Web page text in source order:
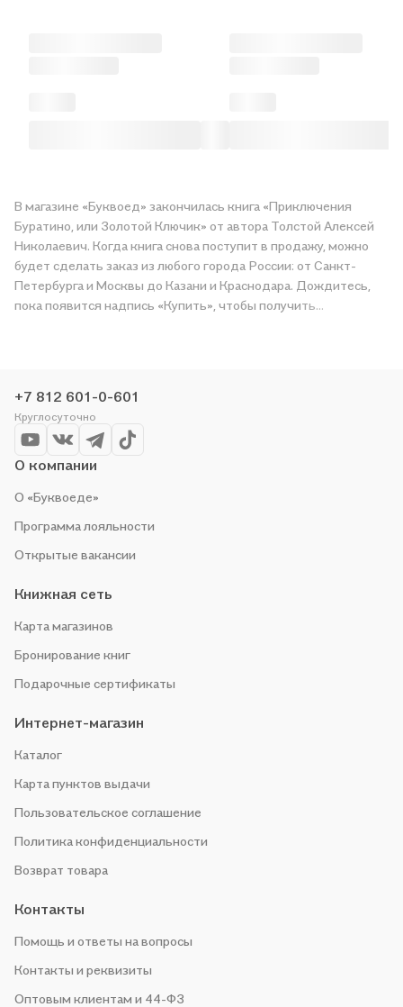
В магазине «Буквоед» закончилась книга «Приключения
Буратино, или Золотой Ключик» от автора Толстой Алексей
Николаевич. Когда книга снова поступит в продажу, можно
будет сделать заказ из любого города России: от Санкт-
Петербурга и Москвы до Казани и Краснодара. Дождитесь,
пока появится надпись «Купить», чтобы получить
проводим акции. Оставайтесь с нами, чтобы не упустить
выгоду!
+7 812 601-0-601
Круглосуточно
О компании
О «Буквоеде»
Программа лояльности
Открытые вакансии
Книжная сеть
Карта магазинов
Бронирование книг
Подарочные сертификаты
Интернет-магазин
Каталог
Карта пунктов выдачи
Пользовательское соглашение
Политика конфиденциальности
Возврат товара
Контакты
Помощь и ответы на вопросы
Контакты и реквизиты
Оптовым клиентам и 44-ФЗ